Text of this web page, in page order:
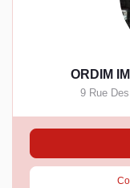
ORDIM
9 Rue